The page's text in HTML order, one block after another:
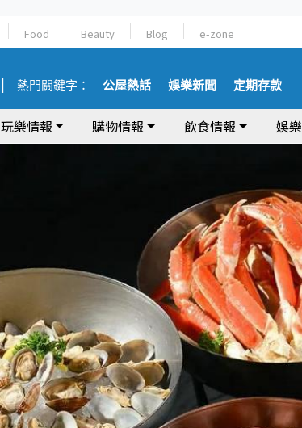
Food Beauty Blog e-zone
熱門關鍵字： 公屋熱話 娛樂新聞 定期存款
玩樂情報 購物情報 飲食情報 娛樂